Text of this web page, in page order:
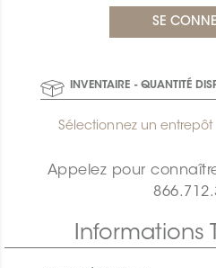
INVENTAIRE - QUANTITÉ
Sélectionnez un entrepôt
Appelez pour
Informations